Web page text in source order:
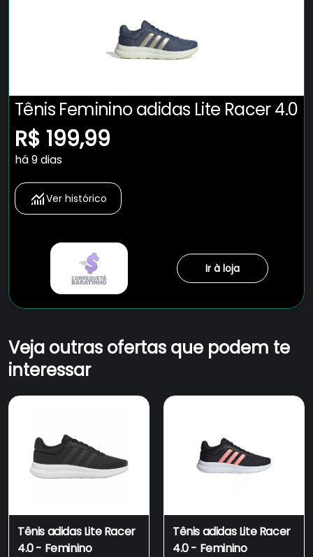
Tênis Feminino adidas Lite Racer 4.0
R$ 199,99
há 9 dias
Ver histórico
Ir à loja
Veja outras ofertas que podem te
interessar
Tênis adidas Lite Racer
4.0 - Feminino
Tênis adidas Lite Racer
4.0 - Feminino